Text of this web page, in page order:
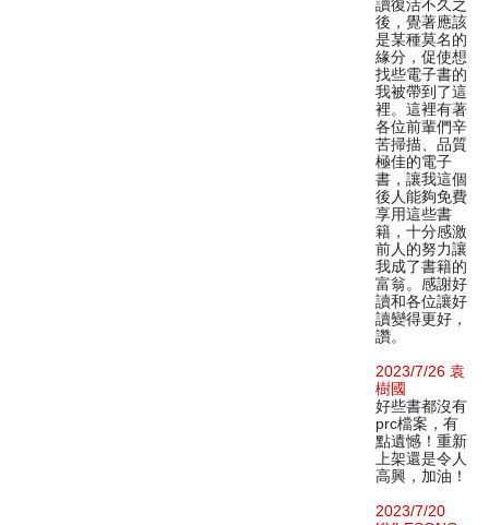
讀復活不久之
後，覺著應該
是某種莫名的
緣分，促使想
找些電子書的
我被帶到了這
裡。這裡有著
各位前輩們辛
苦掃描、品質
極佳的電子
書，讓我這個
後人能夠免費
享用這些書
籍，十分感激
前人的努力讓
我成了書籍的
富翁。感謝好
讀和各位讓好
讀變得更好，
讚。
2023/7/26 袁
樹國
好些書都沒有
prc檔案，有
點遺憾！重新
上架還是令人
高興，加油！
2023/7/20